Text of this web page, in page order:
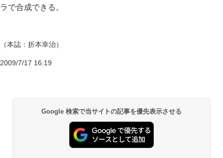
ラで合成できる。
（本誌：折本幸治）
2009/7/17 16:19
Google 検索で当サイトの記事を優先表示させる